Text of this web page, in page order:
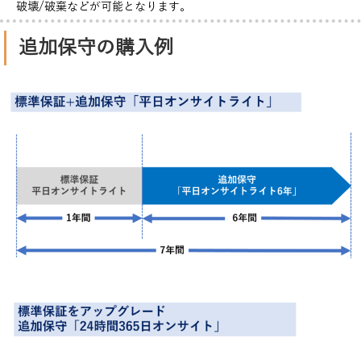
破壊/破棄などが可能となります。
追加保守の購入例